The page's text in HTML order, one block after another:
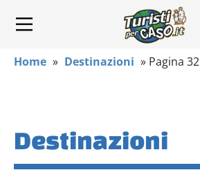
Home » Destinazioni » Pagina 32
Destinazioni